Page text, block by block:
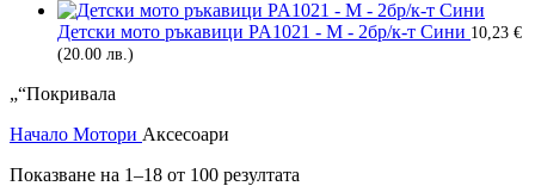
Детски мото ръкавици PA1021 - M - 2бр/к-т Сини 10,23 €
(20.00 лв.)
„“Покривала
Начало Мотори Аксесоари
Показване на 1–18 от 100 резултата